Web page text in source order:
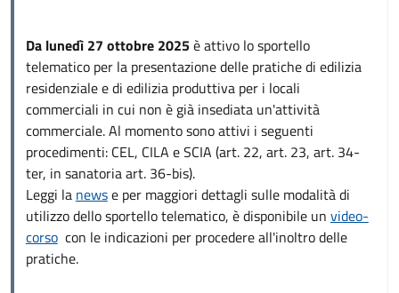
Da lunedì 27 ottobre 2025è attivo lo sportello
telematico per la presentazione delle pratiche di edilizia
residenziale e di edilizia produttiva per i locali
commerciali in cui non è già insediata un'attività
commerciale. Al momento sono attivi i seguenti
procedimenti: CEL, CILA e SCIA (art. 22, art. 23, art. 34-
ter, in sanatoria art. 36-bis).
Leggi la newse per maggiori dettagli sulle modalità di
utilizzo dello sportello telematico, è disponibile un video-
corsocon le indicazioni per procedere all'inoltro delle
pratiche.